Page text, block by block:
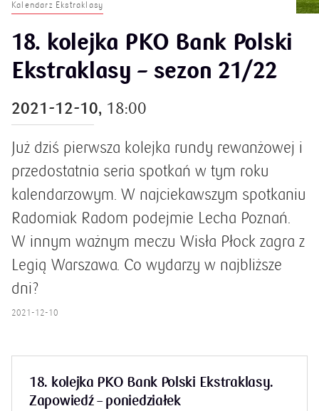
Kalendarz Ekstraklasy
18. kolejka PKO Bank Polski
Ekstraklasy – sezon 21/22
2021-12-10, 18:00
Już dziś pierwsza kolejka rundy rewanżowej i
przedostatnia seria spotkań w tym roku
kalendarzowym. W najciekawszym spotkaniu
Radomiak Radom podejmie Lecha Poznań.
W innym ważnym meczu Wisła Płock zagra z
Legią Warszawa. Co wydarzy w najbliższe
dni?
2021-12-10
18. kolejka PKO Bank Polski Ekstraklasy.
Zapowiedź – poniedziałek